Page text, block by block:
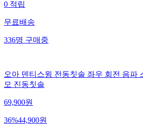
0적립
무료배송
336명구매중
오아 덴티스윙 전동칫솔 좌우 회전 음파
모 진동칫솔
69,900원
36%44,900원